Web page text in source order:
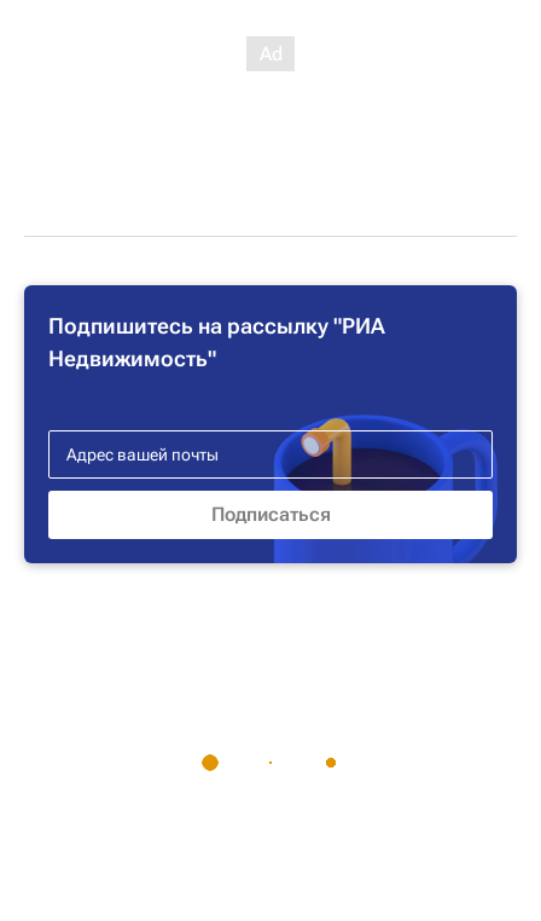
Подпишитесь на рассылку "РИА
Недвижимость"